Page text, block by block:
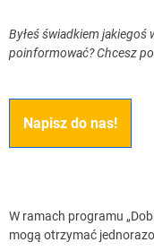
Byłeś świadkiem jakiegoś
poinformować? Chcesz
Napisz do nas!
W ramach programu
mogą otrzymać